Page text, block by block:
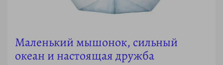
Маленький мышонок, сильный
океан и настоящая дружба